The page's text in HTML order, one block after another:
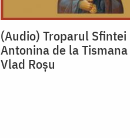
(Audio) Troparul Sfintei
Antonina de la Tismana
Vlad Roșu